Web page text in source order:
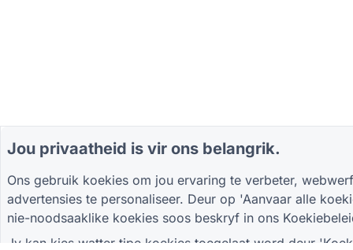
Jou privaatheid is vir ons belangrik.
Ons gebruik koekies om jou ervaring te verbeter,
advertensies te personaliseer. Deur op 'Aanvaar alle
nie-noodsaaklike koekies soos beskryf in ons
Jy kan kies watter tipe koekies toegelaat word deur